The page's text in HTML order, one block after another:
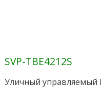
SVP-TBE4212S
Уличный управляемый